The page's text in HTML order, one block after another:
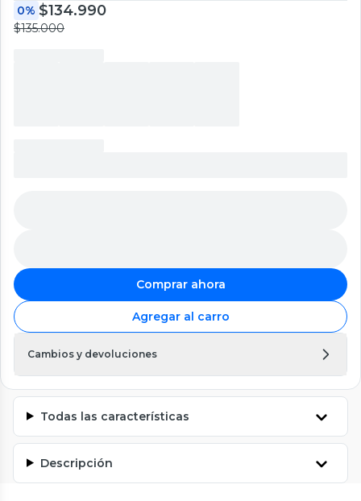
0% $134.990
$135.000
Comprar ahora
Agregar al carro
Cambios y devoluciones
Todas las características
Descripción